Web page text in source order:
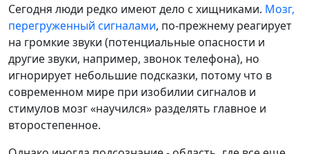
Сегодня люди редко имеют дело с хищниками. Мозг,
перегруженный сигналами, по-прежнему реагирует
на громкие звуки (потенциальные опасности и
другие звуки, например, звонок телефона), но
игнорирует небольшие подсказки, потому что в
современном мире при изобилии сигналов и
стимулов мозг «научился» разделять главное и
второстепенное.